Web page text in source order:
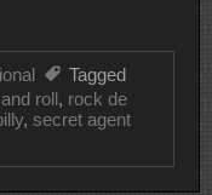
Tagged
roll, rock de
, secret agent